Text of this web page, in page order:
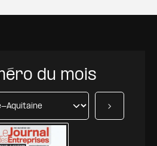
du mois
Suivant